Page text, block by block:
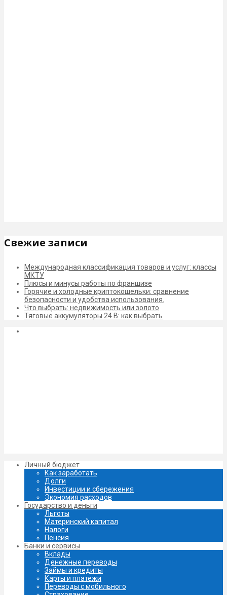
Свежие записи
Международная классификация товаров и услуг: классы
МКТУ
Плюсы и минусы работы по франшизе
Горячие и холодные криптокошельки: сравнение
безопасности и удобства использования.
Что выбрать: недвижимость или золото
Тяговые аккумуляторы 24 В: как выбрать
Личный бюджет
Как заработать
Долги
Инвестиции и сбережения
Экономия расходов
Государство и деньги
Льготы
Материнский капитал
Налоги
Пенсия
Банки и сервисы
Вклады
Денежные переводы
Займы и кредиты
Карты и платежи
Переводы с мобильного